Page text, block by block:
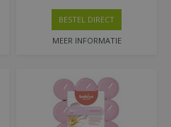
MEER INFORMATIE
BESTEL DIRECT